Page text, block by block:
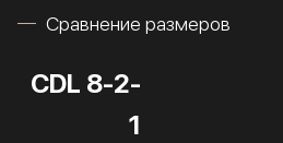
Сравнение размеров
CDL 8-2-
1